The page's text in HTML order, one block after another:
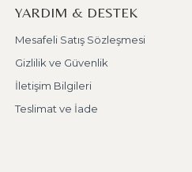
YARDIM & DESTEK
Mesafeli Satış Sözleşmesi
Gizlilik ve Güvenlik
İletişim Bilgileri
Teslimat ve İade